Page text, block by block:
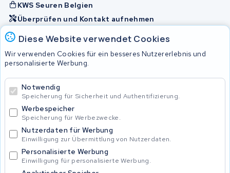
Diese Website verwendet Cookies
Wir verwenden Cookies für ein besseres Nutzererlebnis und
personalisierte Werbung.
Notwendig
Speicherung für Sicherheit und Authentifizierung.
Werbespeicher
Speicherung für Werbezwecke.
Nutzerdaten für Werbung
Einwilligung zur Übermittlung von Nutzerdaten.
Personalisierte Werbung
Einwilligung für personalisierte Werbung.
KWS Seuren Belgien
Überprüfen und Kontakt aufnehmen
Allgemeine Geschäftsbedingungen
Privacy Policy